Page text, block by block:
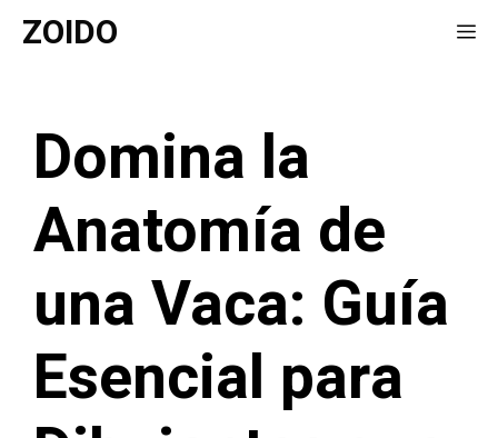
Saltar
ZOIDO
Domina la
Anatomía de
una Vaca: Guía
Esencial para